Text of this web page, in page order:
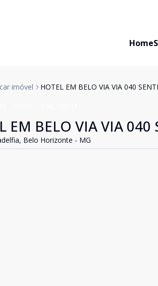
Home
imóvel HOTEL EM BELO VIA VIA 040
EM BELO VIA VIA 040
Belo Horizonte - MG